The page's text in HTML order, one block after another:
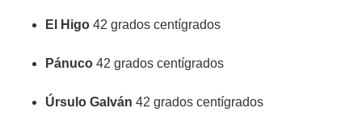
El Higo 42 grados centígrados
Pánuco 42 grados centígrados
Úrsulo Galván 42 grados centígrados